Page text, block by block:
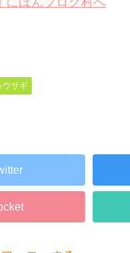
ウサギ